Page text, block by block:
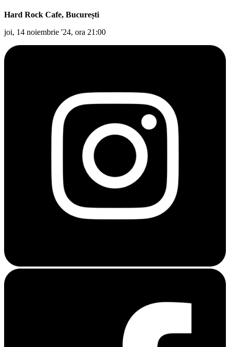
Hard Rock Cafe, București
joi, 14 noiembrie '24, ora 21:00